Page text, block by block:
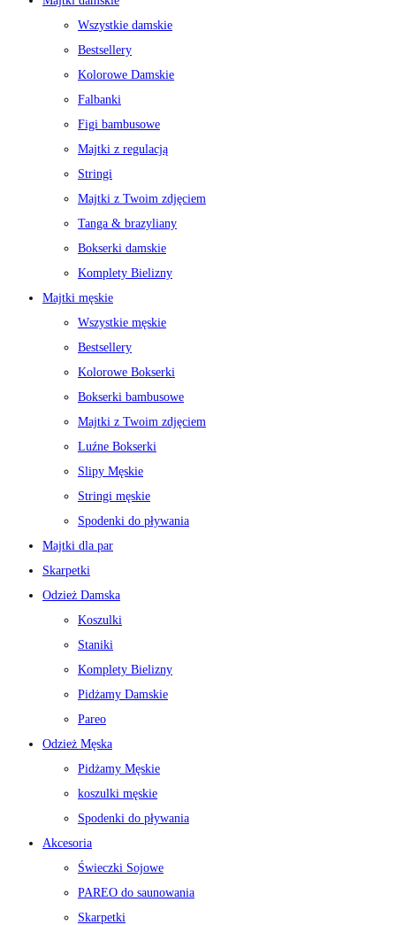
Wszystkie damskie
Bestsellery
Kolorowe Damskie
Falbanki
Figi bambusowe
Majtki z regulacją
Stringi
Majtki z Twoim zdjęciem
Tanga & brazyliany
Bokserki damskie
Komplety Bielizny
Majtki męskie
Wszystkie męskie
Bestsellery
Kolorowe Bokserki
Bokserki bambusowe
Majtki z Twoim zdjęciem
Luźne Bokserki
Slipy Męskie
Stringi męskie
Spodenki do pływania
Majtki dla par
Skarpetki
Odzież Damska
Koszulki
Staniki
Komplety Bielizny
Pidżamy Damskie
Pareo
Odzież Męska
Pidżamy Męskie
koszulki męskie
Spodenki do pływania
Akcesoria
Świeczki Sojowe
PAREO do saunowania
Skarpetki